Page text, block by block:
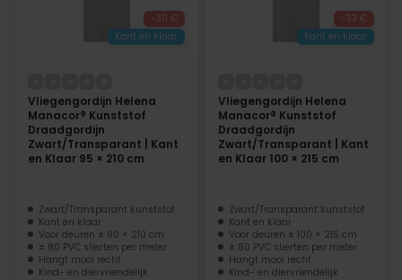
-30 €
Kant en klaar
Vliegengordijn Helena
Manacor® Kunststof
Draadgordijn
Zwart/Transparant | Kant
en Klaar 95 × 210 cm
Zwart/Transparant kunststof
Kant en klaar
Voor deuren ± 90 × 210 cm
± 80 PVC slierten per meter
Hangt mooi recht
Kind- en diervriendelijk
-33 €
Kant en klaar
Vliegengordijn Helena
Manacor® Kunststof
Draadgordijn
Zwart/Transparant | Kant
en Klaar 100 × 215 cm
Zwart/Transparant kunststof
Kant en klaar
Voor deuren ± 100 × 215 cm
± 80 PVC slierten per meter
Hangt mooi recht
Kind- en diervriendelijk